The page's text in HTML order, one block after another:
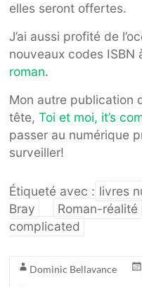
elles seront offertes.
J’ai aussi profité de
nouveaux codes ISBN
roman.
Mon autre publication
tête,Toi et moi, it’s
passer au numérique
surveiller!
Étiqueté avec : livres
Bray
Roman-réalité
complicated
Dominic Bellavance